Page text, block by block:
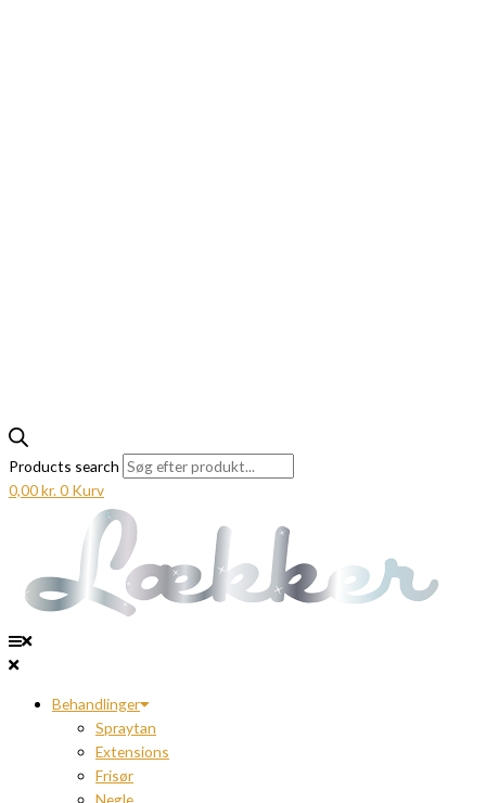
Products search
0,00kr.0 Kurv
Behandlinger
Spraytan
Extensions
Frisør
Negle